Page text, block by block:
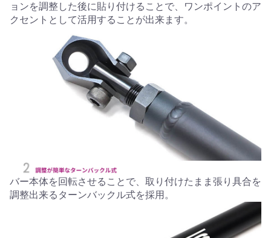
ョンを調整した後に貼り付けることで、ワンポイントのア
クセントとして活用することが出来ます。
バー本体を回転させることで、取り付けたまま張り具合を
調整出来るターンバックル式を採用。